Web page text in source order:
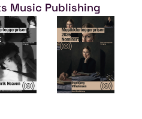
Music Publishing